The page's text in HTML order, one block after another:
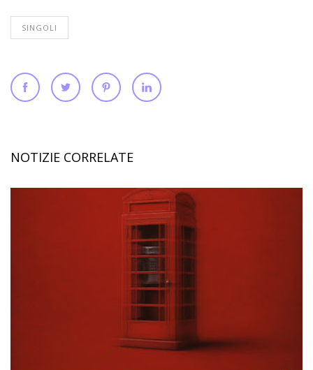
SINGOLI
NOTIZIE CORRELATE